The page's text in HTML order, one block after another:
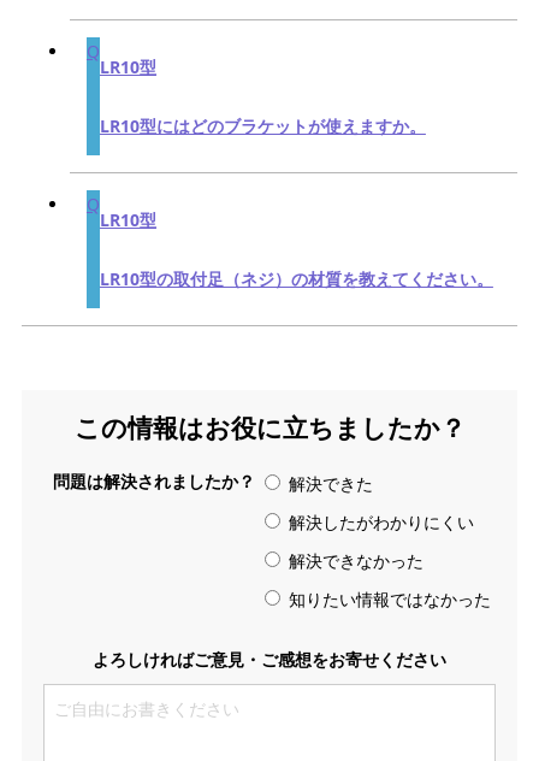
LR10型
LR10型にはどのブラケットが使えますか。
LR10型
LR10型の取付足（ネジ）の材質を教えてください。
この情報はお役に立ちましたか？
問題は解決されましたか？
解決できた
解決したがわかりにくい
解決できなかった
知りたい情報ではなかった
よろしければご意見・ご感想をお寄せください